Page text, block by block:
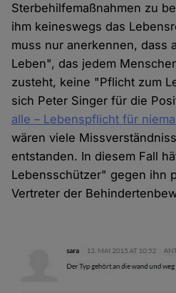
Sterbehilfemaßnahmen zu
ihm keineswegs das
muss nur anerkennen, dass
Leben", das jedem
zusteht, keine "Pflicht zum
sich Peter Singer für die
alle – Lebenspflicht für
wären viele
entstanden. In diesem Fall
Lebensschützer" gegen ihn
Vertreter der